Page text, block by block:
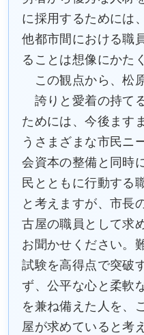
に採用するためには
他都市間における職
ることは想像にかた
この観点から、松
誇りと愛着の持て
ためには、今後ます
うさまざまな市民ニ
会資本の整備と同時
民とともに行動する
と考えますが、市長
古屋の職員として求
お聞かせください。
試験を高得点で突破
ず、公平な心と柔軟
を兼ね備えた人を、
屋が求めていると考